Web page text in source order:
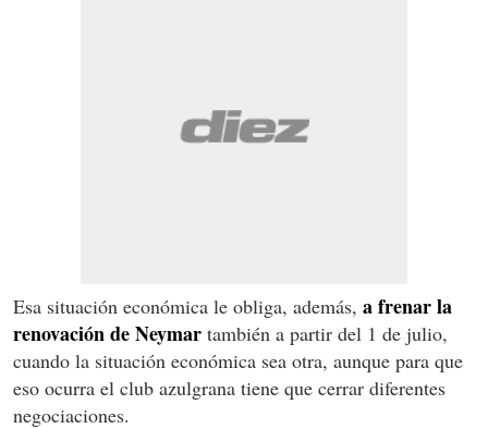
Esa situación económica le obliga, además, a frenar la
renovación de Neymar también a partir del 1 de julio,
cuando la situación económica sea otra, aunque para que
eso ocurra el club azulgrana tiene que cerrar diferentes
negociaciones.